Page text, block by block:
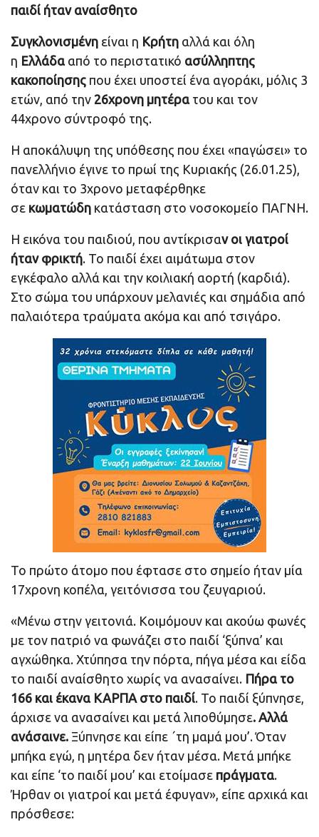
παιδί ήταν αναίσθητο
Συγκλονισμένη είναι η Κρήτη αλλά και όλη
η Ελλάδααπό το περιστατικό ασύλληπτης
κακοποίησης που έχει υποστεί ένα αγοράκι, μόλις 3
ετών, από την 26χρονη μητέρατου και τον
44χρονο σύντροφό της.
Η αποκάλυψη της υπόθεσης που έχει «παγώσει» το
πανελλήνιο έγινε το πρωί της Κυριακής (26.01.25),
όταν και το 3χρονο μεταφέρθηκε
σε κωματώδη κατάσταση στο νοσοκομείο ΠΑΓΝΗ.
Η εικόνα του παιδιού, που αντίκρισαν οι γιατροί
ήταν φρικτή. Το παιδί έχει αιμάτωμα στον
εγκέφαλο αλλά και την κοιλιακή αορτή (καρδιά).
Στο σώμα του υπάρχουν μελανιές και σημάδια από
παλαιότερα τραύματα ακόμα και από τσιγάρο.
Το πρώτο άτομο που έφτασε στο σημείο ήταν μία
17χρονη κοπέλα, γειτόνισσα του ζευγαριού.
«Μένω στην γειτονιά. Κοιμόμουν και ακούω φωνές
με τον πατριό να φωνάζει στο παιδί ‘ξύπνα’ και
αγχώθηκα. Χτύπησα την πόρτα, πήγα μέσα και είδα
το παιδί αναίσθητο χωρίς να ανασαίνει. Πήρα το
166 και έκανα ΚΑΡΠΑ στο παιδί. Το παιδί ξύπνησε,
άρχισε να ανασαίνει και μετά λιποθύμησε. Αλλά
ανάσαινε. Ξύπνησε και είπε ΄τη μαμά μου’. Όταν
μπήκα εγώ, η μητέρα δεν ήταν μέσα. Μετά μπήκε
και είπε ‘το παιδί μου’ και ετοίμασε πράγματα.
Ήρθαν οι γιατροί και μετά έφυγαν», είπε αρχικά και
πρόσθεσε: